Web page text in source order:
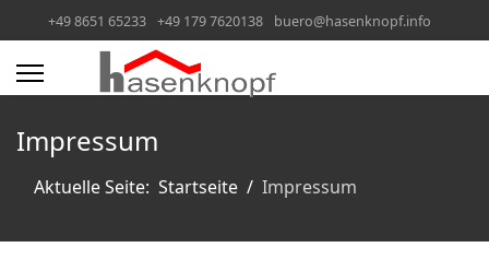
+49 8651 65233 +49 179 7620138 buero@hasenknopf.info
Impressum
Aktuelle Seite: Startseite Impressum